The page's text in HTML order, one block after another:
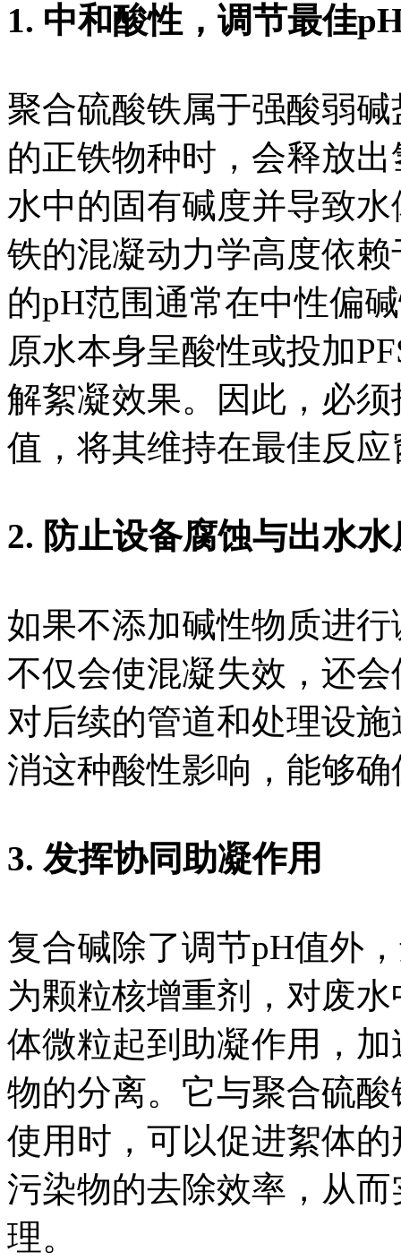
1. 中和酸性，调节最佳
聚合硫酸铁属于强酸弱
的正铁物种时，会释放
水中的固有碱度并导致
铁的混凝动力学高度依
的pH范围通常在中性偏
原水本身呈酸性或投加
解絮凝效果。因此，必
值，将其维持在最佳反
2. 防止设备腐蚀与出水
如果不添加碱性物质进
不仅会使混凝失效，还
对后续的管道和处理设
消这种酸性影响，能够
3. 发挥协同助凝作用
复合碱除了调节pH值外
为颗粒核增重剂，对废
体微粒起到助凝作用，加
物的分离。它与聚合硫酸
使用时，可以促进絮体
污染物的去除效率，从
理。